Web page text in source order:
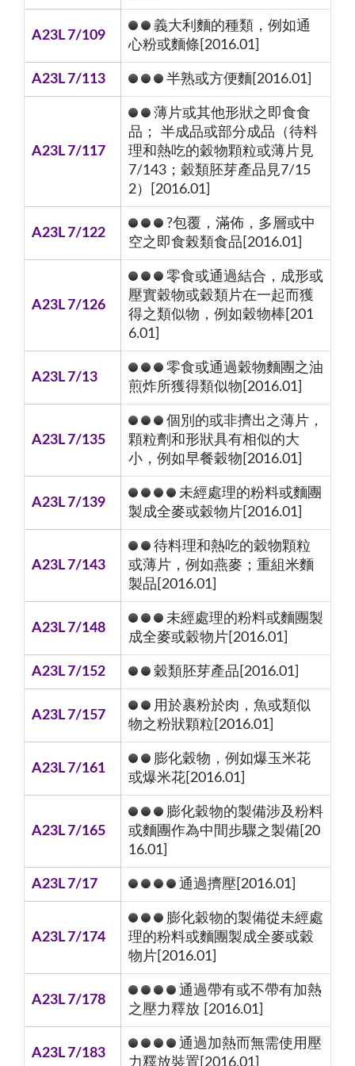
A23L 7/109
義大利麵的種類，例如通
心粉或麵條[2016.01]
A23L 7/113 半熟或方便麵[2016.01]
A23L 7/117
薄片或其他形狀之即食食
品； 半成品或部分成品（待料
理和熱吃的穀物顆粒或薄片見
7/143；穀類胚芽產品見7/15
2）[2016.01]
A23L 7/122
?包覆，滿佈，多層或中
空之即食榖類食品[2016.01]
A23L 7/126
零食或通過結合，成形或
壓實穀物或穀類片在一起而獲
得之類似物，例如穀物棒[201
6.01]
A23L 7/13
零食或通過穀物麵團之油
煎炸所獲得類似物[2016.01]
A23L 7/135
個別的或非擠出之薄片，
顆粒劑和形狀具有相似的大
小，例如早餐穀物[2016.01]
A23L 7/139
未經處理的粉料或麵團
製成全麥或穀物片[2016.01]
A23L 7/143
待料理和熱吃的穀物顆粒
或薄片，例如燕麥；重組米麵
製品[2016.01]
A23L 7/148
未經處理的粉料或麵團製
成全麥或穀物片[2016.01]
A23L 7/152 穀類胚芽產品[2016.01]
A23L 7/157
用於裹粉於肉，魚或類似
物之粉狀顆粒[2016.01]
A23L 7/161
膨化穀物，例如爆玉米花
或爆米花[2016.01]
A23L 7/165
膨化穀物的製備涉及粉料
或麵團作為中間步驟之製備[20
16.01]
A23L 7/17 通過擠壓[2016.01]
A23L 7/174
膨化穀物的製備從未經處
理的粉料或麵團製成全麥或穀
物片[2016.01]
A23L 7/178
通過帶有或不帶有加熱
之壓力釋放 [2016.01]
A23L 7/183
通過加熱而無需使用壓
力釋放裝置[2016.01]